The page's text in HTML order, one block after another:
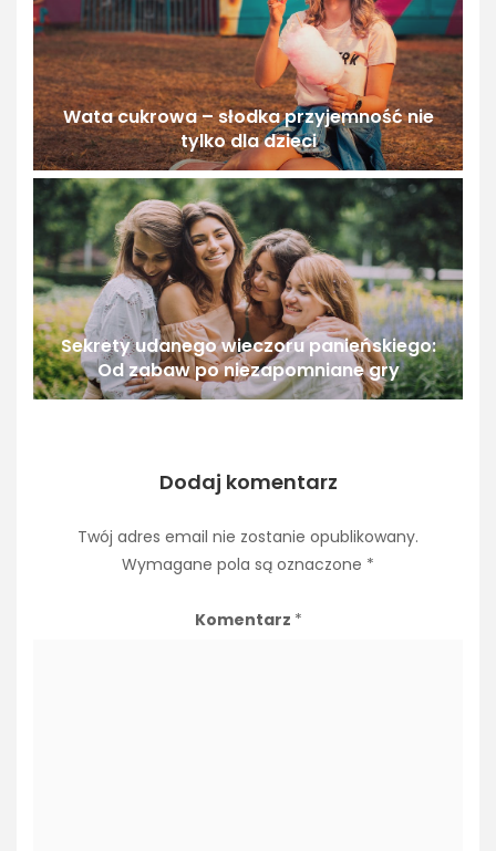
Wata cukrowa – słodka przyjemność nie
tylko dla dzieci
Sekrety udanego wieczoru panieńskiego:
Od zabaw po niezapomniane gry
Dodaj komentarz
Twój adres email nie zostanie opublikowany.
Wymagane pola są oznaczone *
Komentarz *